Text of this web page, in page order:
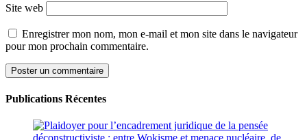
Site web
Enregistrer mon nom, mon e-mail et mon site dans le navigateur
pour mon prochain commentaire.
Publications Récentes